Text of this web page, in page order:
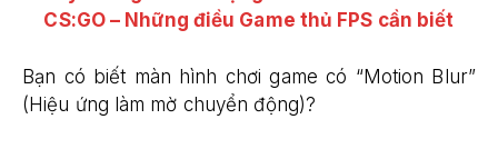
Bạn có biết màn hình chơi game có “Motion Blur”
(Hiệu ứng làm mờ chuyển động)?